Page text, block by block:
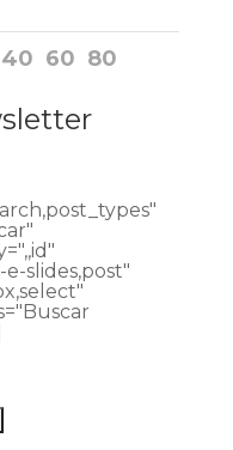
40 60 80
slides,post"